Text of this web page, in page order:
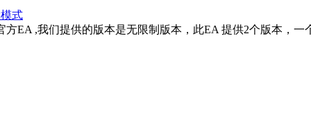
式
,我们提供的版本是无限制版本，此EA 提供2个版本，一